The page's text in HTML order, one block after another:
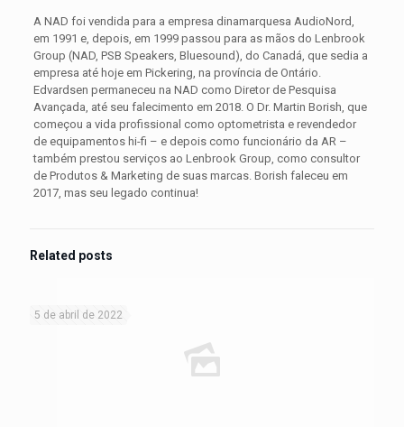
A NAD foi vendida para a empresa dinamarquesa AudioNord,
em 1991 e, depois, em 1999 passou para as mãos do Lenbrook
Group (NAD, PSB Speakers, Bluesound), do Canadá, que sedia a
empresa até hoje em Pickering, na província de Ontário.
Edvardsen permaneceu na NAD como Diretor de Pesquisa
Avançada, até seu falecimento em 2018. O Dr. Martin Borish, que
começou a vida profissional como optometrista e revendedor
de equipamentos hi-fi – e depois como funcionário da AR –
também prestou serviços ao Lenbrook Group, como consultor
de Produtos & Marketing de suas marcas. Borish faleceu em
2017, mas seu legado continua!
Related posts
5 de abril de 2022